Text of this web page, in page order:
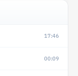
17:46
00:09